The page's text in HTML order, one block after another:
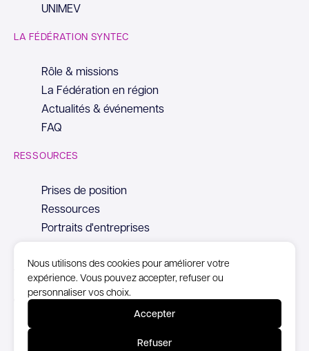
Nous utilisons des cookies pour améliorer votre
expérience. Vous pouvez accepter, refuser ou
personnaliser vos choix.
Accepter
Refuser
UNIMEV
LA FÉDÉRATION SYNTEC
Rôle & missions
La Fédération en région
Actualités & événements
FAQ
RESSOURCES
Prises de position
Ressources
Portraits d'entreprises
© Copyright Syntec, 2026
Politique de confidentialité